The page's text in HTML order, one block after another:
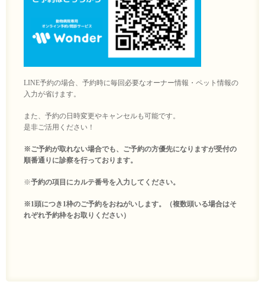
LINE予約の場合、予約時に毎回必要なオーナー情報・ペット情報の
入力が省けます。
また、予約の日時変更やキャンセルも可能です。
是非ご活用ください！
※ご予約が取れない場合でも、ご予約の方優先になりますが受付の
順番通りに診察を行っております。
※予約の項目にカルテ番号を入力してください。
※1頭につき1枠のご予約をおねがいします。（複数頭いる場合はそ
れぞれ予約枠をお取りください）